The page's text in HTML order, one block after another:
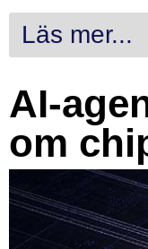
Läs mer...
AI-
om